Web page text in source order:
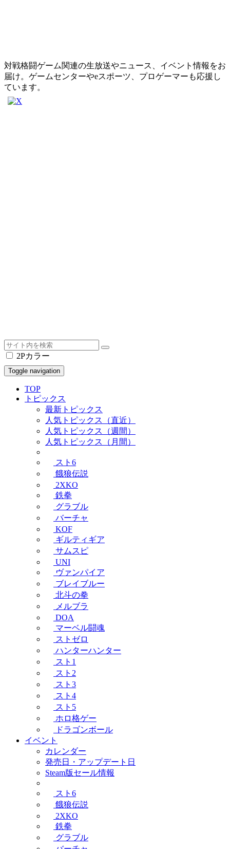
対戦格闘ゲーム関連の生放送やニュース、イベント情報をお
届け。ゲームセンターやeスポーツ、プロゲーマーも応援し
ています。
2Pカラー
Toggle navigation
TOP
トピックス
最新トピックス
人気トピックス（直近）
人気トピックス（週間）
人気トピックス（月間）
スト6
餓狼伝説
2XKO
鉄拳
グラブル
バーチャ
KOF
ギルティギア
サムスピ
UNI
ヴァンパイア
ブレイブルー
北斗の拳
メルブラ
DOA
マーベル闘魂
ストゼロ
ハンターハンター
スト1
スト2
スト3
スト4
スト5
ホロ格ゲー
ドラゴンボール
イベント
カレンダー
発売日・アップデート日
Steam版セール情報
スト6
餓狼伝説
2XKO
鉄拳
グラブル